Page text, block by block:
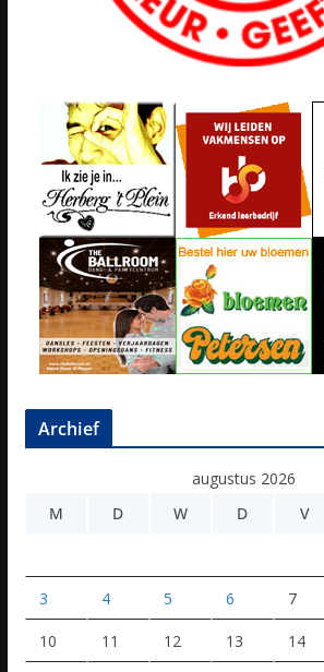
Archief
augustus 2026
M
D W D V
3 4 5 6 7
10 11 12 13 14